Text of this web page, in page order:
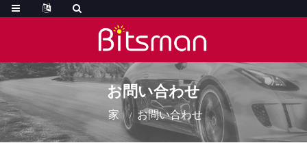
お問い合わせ
家 お問い合わせ